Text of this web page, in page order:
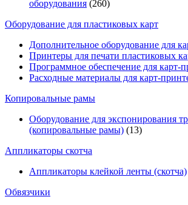
оборудования (260)
Оборудование для пластиковых карт
Дополнительное оборудование для
Принтеры для печати пластиковых
Программное обеспечение для карт-
Расходные материалы для карт-
Копировальные рамы
Оборудование для экспонирования
(копировальные рамы) (13)
Аппликаторы скотча
Аппликаторы клейкой ленты (скотча)
Обвязчики